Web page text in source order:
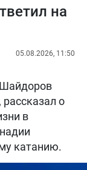
на
05.08.2026, 11:50
о
в
катанию.